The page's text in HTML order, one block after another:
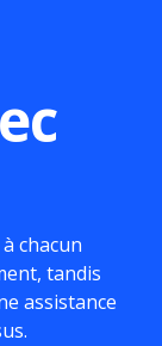
chacun
tandis
assistance